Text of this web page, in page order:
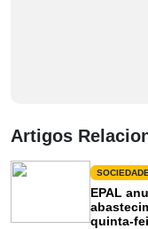
Artigos
SOCIEDADE
EPAL
quinta-